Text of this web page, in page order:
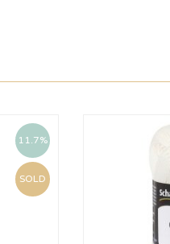
11.7%
SOLD